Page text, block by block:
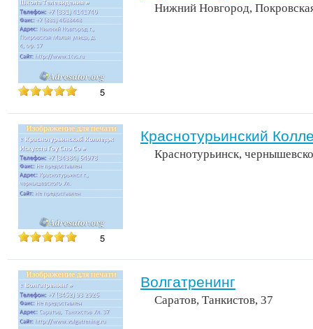
5
Нижний Новгород,
5
Краснотурьинский
Краснотурьинск,
Волгатренинг
Саратов, Танкистов, 37